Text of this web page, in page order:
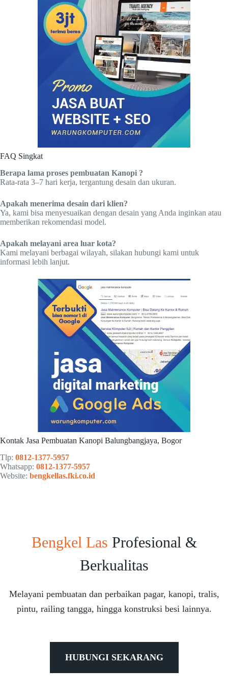
FAQ Singkat
Berapa lama proses pembuatan Kanopi ?
Rata-rata 3–7 hari kerja, tergantung desain dan ukuran.
Apakah menerima desain dari klien?
Ya, kami bisa menyesuaikan dengan desain yang Anda inginkan atau
memberikan rekomendasi model.
Apakah melayani area luar kota?
Kami melayani berbagai wilayah, silakan hubungi kami untuk
informasi lebih lanjut.
Kontak Jasa Pembuatan Kanopi Balungbangjaya, Bogor
Tlp: 0812-1377-5957
Whatsapp: 0812-1377-5957
Website: bengkellas.fki.co.id
Bengkel Las Profesional &
Berkualitas
Melayani pembuatan dan perbaikan pagar, kanopi, tralis,
pintu, railing tangga, hingga konstruksi besi lainnya.
HUBUNGI SEKARANG